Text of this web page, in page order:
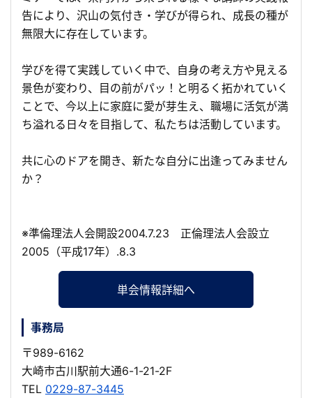
告により、沢山の気付き・学びが得られ、成長の種が
無限大に存在しています。
学びを得て実践していく中で、自身の考え方や見える
景色が変わり、目の前がパッ！と明るく拓かれていく
ことで、今以上に家庭に愛が芽生え、職場に活気が満
ち溢れる日々を目指して、私たちは活動しています。
共に心のドアを開き、新たな自分に出逢ってみません
か？
※準倫理法人会開設2004.7.23 正倫理法人会設立
2005（平成17年）.8.3
単会情報詳細へ
事務局
〒989-6162
大崎市古川駅前大通6-1-21-2F
TEL 0229-87-3445